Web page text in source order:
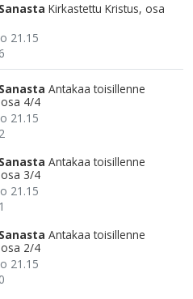
Kirkastettu Kristus, osa
21.15
Antakaa toisillenne
4/4
21.15
Antakaa toisillenne
3/4
21.15
Antakaa toisillenne
2/4
21.15